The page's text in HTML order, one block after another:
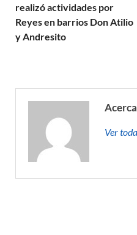
realizó actividades por
Reyes en barrios Don Atilio
y Andresito
Ver